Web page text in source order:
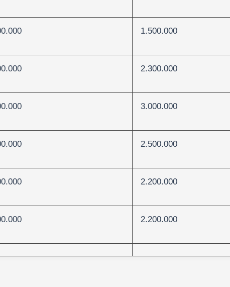
1.500.000
2.300.000
3.000.000
2.500.000
2.200.000
2.200.000